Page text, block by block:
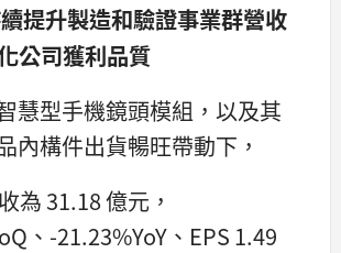
提升製造和驗證事業群營收
公司獲利品質
慧型手機鏡頭模組，以及其
內構件出貨暢旺帶動下，
為 31.18 億元，
、-21.23%YoY、EPS 1.49